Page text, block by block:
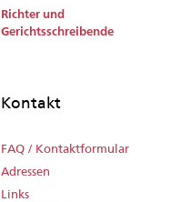
Richter und
Gerichtsschreibende
Kontakt
FAQ / Kontaktformular
Adressen
Links